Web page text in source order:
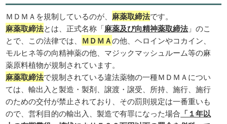
ＭＤＭＡを規制しているのが、 麻薬取締法です。
麻薬取締法とは、正式名称「麻薬及び向精神薬取締法」のこ
とで、この法律では、 ＭＤＭＡの他、ヘロインやコカイン、
モルヒネ等の向精神薬の他、マジックマッシュルーム等の麻
薬原料植物が規制されています。
麻薬取締法で規制されている違法薬物の一種ＭＤＭＡについ
ては、輸出入と製造・製剤、譲渡・譲受、所持、施行、施行
のための交付が禁止されており、その罰則規定は一番重いも
ので、営利目的の輸出入、製造で有罪になった場合 「１年以